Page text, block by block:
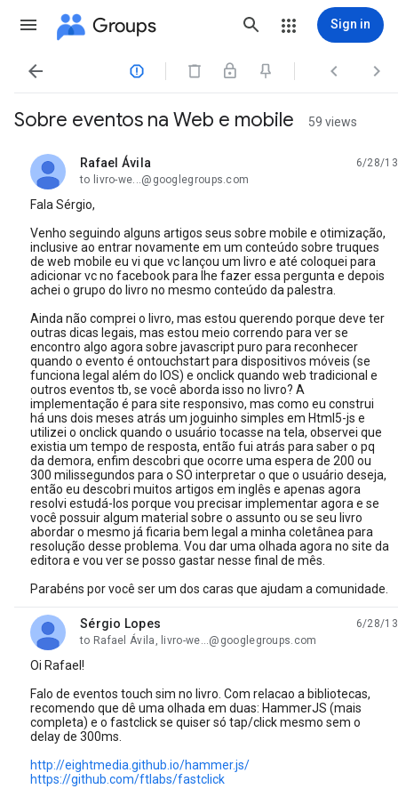
Groups Sign in
   
Sobre eventos na Web e mobile 59 views
Rafael Ávila
unread,
6/28/13
to livro-we...@googlegroups.com
Fala Sérgio,
Venho seguindo alguns artigos seus sobre mobile e otimização,
inclusive ao entrar novamente em um conteúdo sobre truques
de web mobile eu vi que vc lançou um livro e até coloquei para
adicionar vc no facebook para lhe fazer essa pergunta e depois
achei o grupo do livro no mesmo conteúdo da palestra.
Ainda não comprei o livro, mas estou querendo porque deve ter
outras dicas legais, mas estou meio correndo para ver se
encontro algo agora sobre javascript puro para reconhecer
quando o evento é ontouchstart para dispositivos móveis (se
funciona legal além do IOS) e onclick quando web tradicional e
outros eventos tb, se você aborda isso no livro? A
implementação é para site responsivo, mas como eu construi
há uns dois meses atrás um joguinho simples em Html5-js e
utilizei o onclick quando o usuário tocasse na tela, observei que
existia um tempo de resposta, então fui atrás para saber o pq
da demora, enfim descobri que ocorre uma espera de 200 ou
300 milissegundos para o SO interpretar o que o usuário deseja,
então eu descobri muitos artigos em inglês e apenas agora
resolvi estudá-los porque vou precisar implementar agora e se
você possuir algum material sobre o assunto ou se seu livro
abordar o mesmo já ficaria bem legal a minha coletânea para
resolução desse problema. Vou dar uma olhada agora no site da
editora e vou ver se posso gastar nesse final de mês.
Parabéns por você ser um dos caras que ajudam a comunidade.
Sérgio Lopes
unread,
6/28/13
to Rafael Ávila, livro-we...@googlegroups.com
Oi Rafael!
Falo de eventos touch sim no livro. Com relacao a bibliotecas,
recomendo que dê uma olhada em duas: HammerJS (mais
completa) e o fastclick se quiser só tap/click mesmo sem o
delay de 300ms.
http://eightmedia.github.io/hammer.js/
https://github.com/ftlabs/fastclick